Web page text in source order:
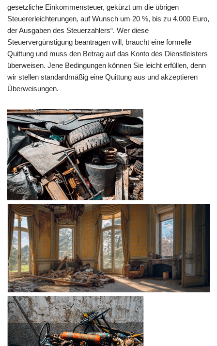
gesetzliche Einkommensteuer, gekürzt um die übrigen
Steuererleichterungen, auf Wunsch um 20 %, bis zu 4.000 Euro,
der Ausgaben des Steuerzahlers“. Wer diese
Steuervergünstigung beantragen will, braucht eine formelle
Quittung und muss den Betrag auf das Konto des Dienstleisters
überweisen. Jene Bedingungen können Sie leicht erfüllen, denn
wir stellen standardmäßig eine Quittung aus und akzeptieren
Überweisungen.